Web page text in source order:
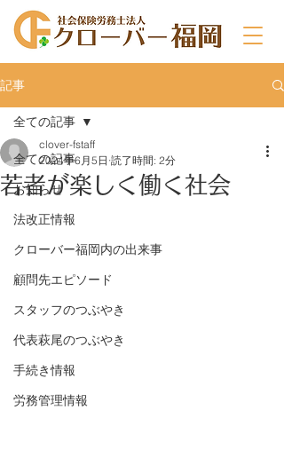
記事
全ての記事
お知らせ
法改正情報
クローバー福岡内の出来事
顧問先エピソード
スタッフのつぶやき
代表萩尾のつぶやき
手続き情報
労務管理情報
全ての記事
若者が楽しく働く社会
clover-fstaff
2024年6月5日 読了時間: 2分